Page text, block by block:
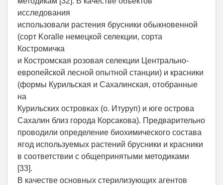
исследования
использовали растения брусники обыкновенной
(сорт Koralle немецкой селекции, сорта
Костромичка
и Костромская розовая селекции Центрально-
европейской лесной опытной станции) и красники
(формы Курильская и Сахалинская, отобранные
на
Курильских островках (о. Итуруп) и юге острова
Сахалин близ города Корсакова). Предварительно
проводили определение биохимического состава
ягод используемых растений брусники и красники
в соответствии с общепринятыми методиками
[33].
В качестве основных стерилизующих агентов